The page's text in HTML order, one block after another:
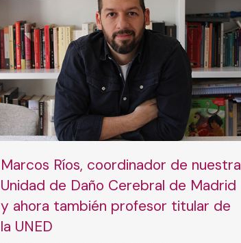
Marcos Ríos, coordinador de nuestra
Unidad de Daño Cerebral de Madrid
y ahora también profesor titular de
la UNED